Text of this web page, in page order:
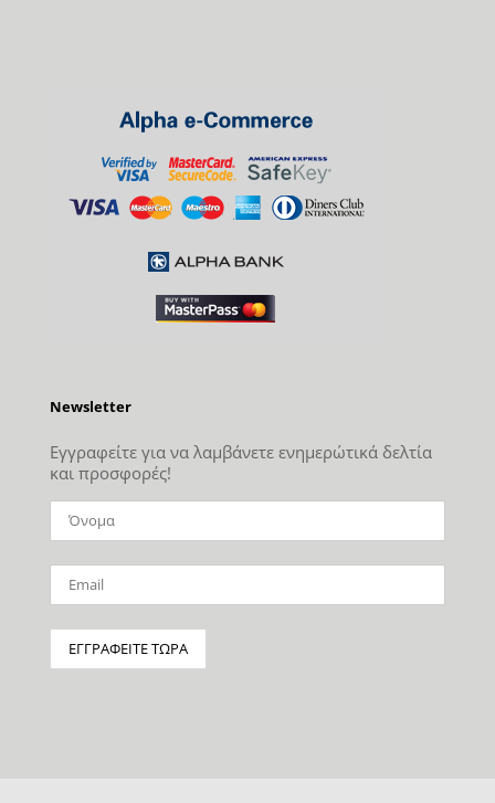
Newsletter
Εγγραφείτε για να λαμβάνετε ενημερώτικά δελτία
και προσφορές!